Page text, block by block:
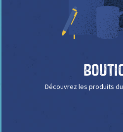
Découvrez les produits